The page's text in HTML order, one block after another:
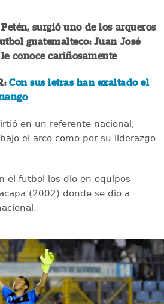
surgió uno de los arqueros
guatemalteco: Juan José
le conoce cariñosamente
Con sus letras han exaltado el
en un referente nacional,
el arco como por su liderazgo
el futbol los dio en equipos
(2002) donde se dio a